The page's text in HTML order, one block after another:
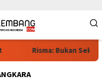
Risma: Bukan